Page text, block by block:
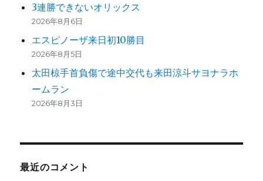
3連勝できないオリックス
2026年8月6日
エスピノーザ来日初10勝目
2026年8月5日
太田椋手首負傷で途中交代も来田涼斗サヨナラホ
ームラン
2026年8月3日
最近のコメント